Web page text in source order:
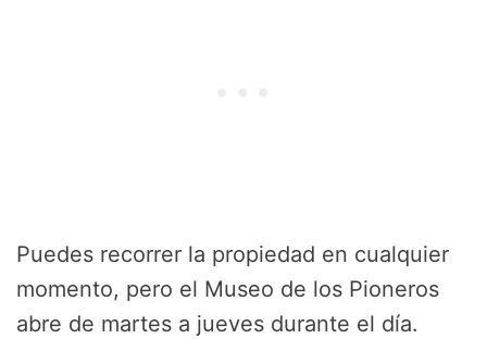
Puedes recorrer la propiedad en cualquier
momento, pero el Museo de los Pioneros
abre de martes a jueves durante el día.